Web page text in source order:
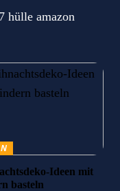
hülle amazon
Ideen mit
basteln